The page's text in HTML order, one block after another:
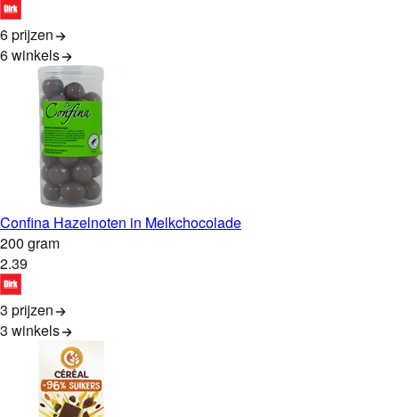
6 prijzen
6winkels
Confina Hazelnoten in Melkchocolade
200 gram
2.39
3 prijzen
3 winkels